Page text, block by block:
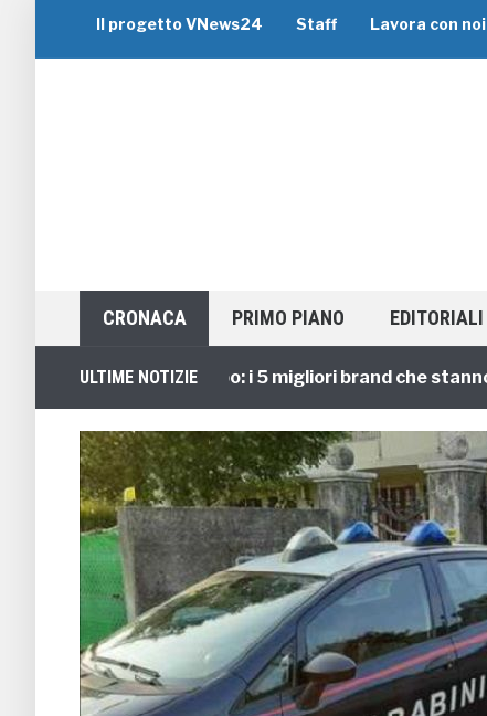
Il progetto VNews24 Staff Lavora con noi
CRONACA PRIMO PIANO EDITORIALI
ULTIME NOTIZIE
Viaggi di Gruppo: i 5 migliori brand che stanno